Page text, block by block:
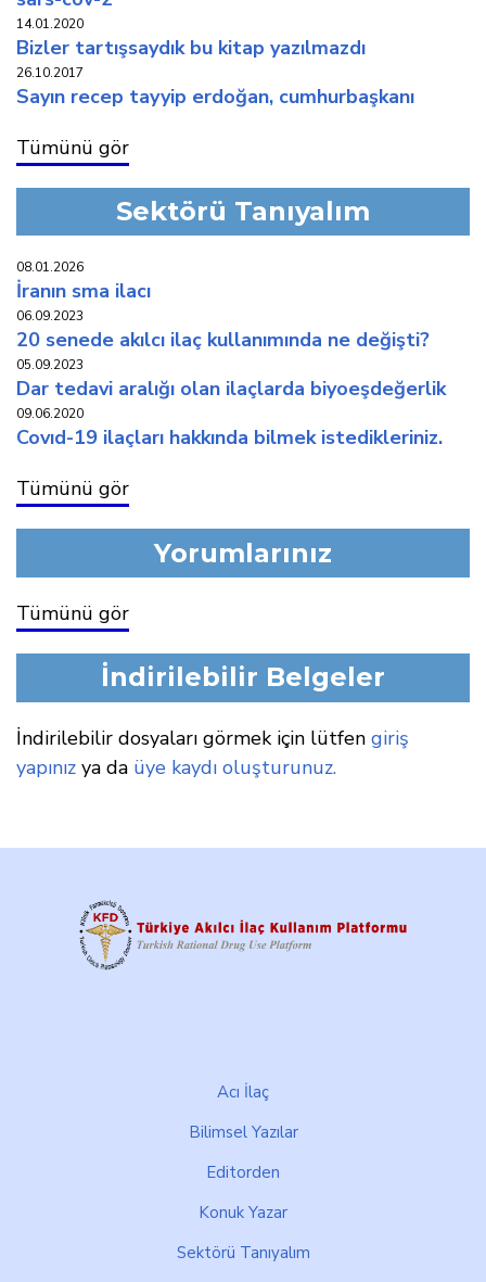
14.01.2020
bi̇zler tartişsaydik bu ki̇tap yazilmazdi
26.10.2017
sayın recep tayyip erdoğan, cumhurbaşkanı
Tümünü gör
Sektörü Tanıyalım
08.01.2026
i̇ranin sma i̇laci
06.09.2023
20 senede akilci i̇laç kullaniminda ne deği̇şti̇?
05.09.2023
dar tedavi̇ araliği olan i̇laçlarda bi̇yoeşdeğerli̇k
09.06.2020
covid-19 i̇laçlari hakkinda bi̇lmek i̇stedi̇kleri̇ni̇z.
Tümünü gör
Yorumlarınız
Tümünü gör
İndirilebilir Belgeler
İndirilebilir dosyaları görmek için lütfen giriş
yapınız ya da üye kaydı oluşturunuz.
Acı İlaç
Bilimsel Yazılar
Editorden
Konuk Yazar
Sektörü Tanıyalım